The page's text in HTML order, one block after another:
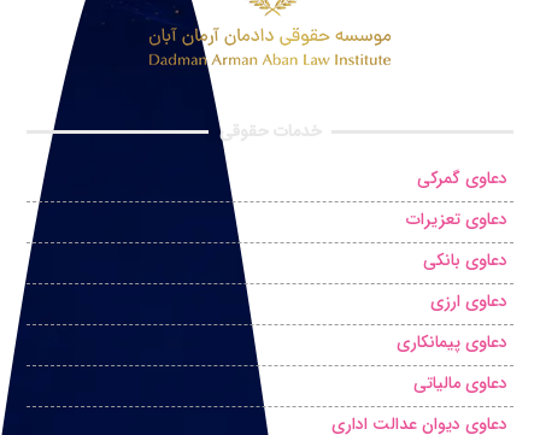
خدمات حقوقی
دعاوی گمرکی
دعاوی تعزیرات
دعاوی بانکی
دعاوی ارزی
دعاوی پیمانکاری
دعاوی مالیاتی
دعاوی دیوان عدالت اداری